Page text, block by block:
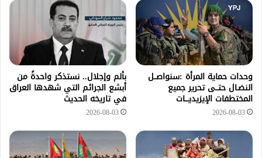
وحدات حماية المرأة :سنواصــل
النضـال حتــى تحرير جميع
المختطفات الإيزيديـــات
2026-08-03
بألم وإجلال.. نستذكر واحدةً من
أبشع الجرائم التي شهدها العراق
في تاريخه الحديث
2026-08-03